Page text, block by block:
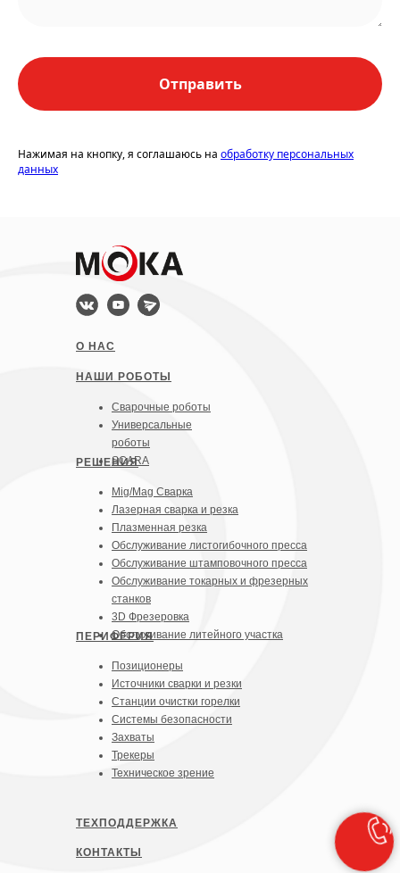
Отправить
Нажимая на кнопку, я соглашаюсь на обработку персональных
данных
О НАС
ТЕХПОДДЕРЖКА
НАШИ РОБОТЫ
Сварочные роботы
Универсальные
роботы
SCARA
КОНТАКТЫ
Р ЕШЕНИЯ
Mig/Mag Сварка
Лазерная сварка и резка
Плазменная резка
Обслуживание листогибочного пресса
Обслуживание штамповочного пресса
Обслуживание токарных и фрезерных
станков
3D Фрезеровка
Обслуживание литейного участка
П ЕРИФЕРИЯ
Позиционеры
Источники сварки и резки
Станции очистки горелки
Системы безопасности
Захваты
Трекеры
Техническое зрение